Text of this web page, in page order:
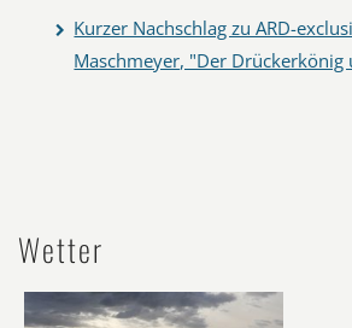
Kurzer Nachschlag zu ARD-
Maschmeyer, "Der Drückerkönig
Wetter